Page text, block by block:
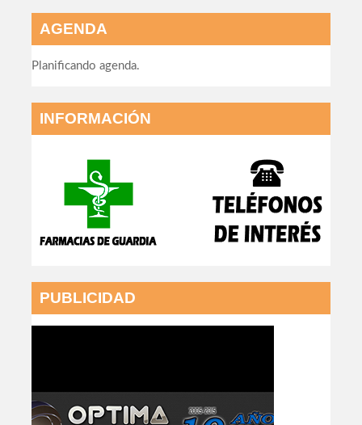
AGENDA
Planificando agenda.
INFORMACIÓN
PUBLICIDAD